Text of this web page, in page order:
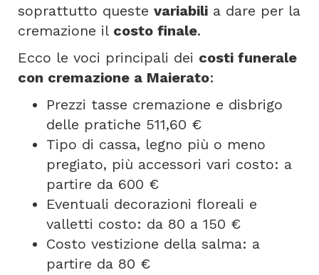
soprattutto queste variabili a dare per la
cremazione il costo finale.
Ecco le voci principali dei costi funerale
con cremazione a Maierato:
Prezzi tasse cremazione e disbrigo
delle pratiche 511,60 €
Tipo di cassa, legno più o meno
pregiato, più accessori vari costo: a
partire da 600 €
Eventuali decorazioni floreali e
valletti costo: da 80 a 150 €
Costo vestizione della salma: a
partire da 80 €